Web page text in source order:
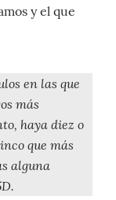
y el que
en las que
más
haya diez o
que más
alguna